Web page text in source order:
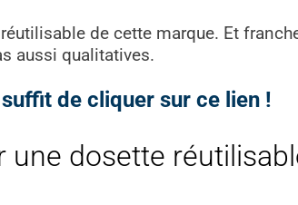
de cette marque. Et
aussi qualitatives.
de cliquer sur ce lien !
une dosette